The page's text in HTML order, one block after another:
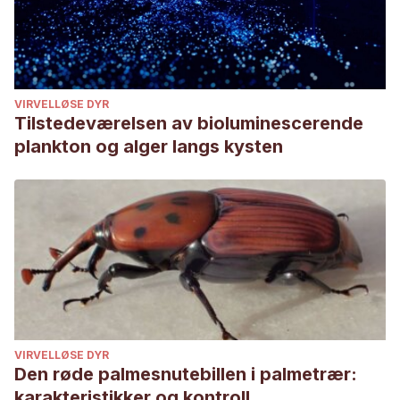
VIRVELLØSE DYR
Tilstedeværelsen av bioluminescerende
plankton og alger langs kysten
VIRVELLØSE DYR
Den røde palmesnutebillen i palmetrær: